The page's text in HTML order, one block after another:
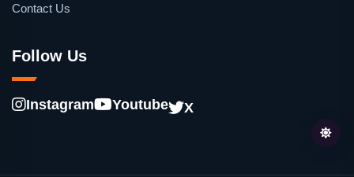
Contact Us
Follow Us
Instagram Youtube X